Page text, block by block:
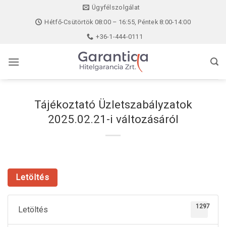
Ügyfélszolgálat
Hétfő-Csütörtök 08:00 – 16:55, Péntek 8:00-14:00
+36-1-444-0111
Tájékoztató Üzletszabályzatok
2025.02.21-i változásáról
Letöltés
Letöltés 1297